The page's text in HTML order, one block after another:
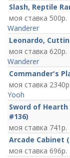
Slash, Reptile
500
Wanderer
Leonardo,
620
Wanderer
Commander's
2340
Yooh
Sword of Hearth
#136)
741
Arcade Cabinet
696